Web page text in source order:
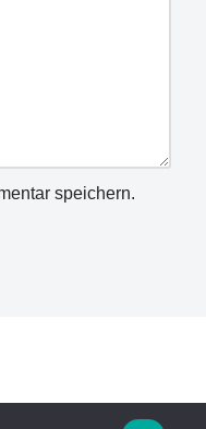
speichern.